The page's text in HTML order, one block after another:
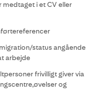
i et CV eller
status angående
arbejde
frivilligt giver via
og